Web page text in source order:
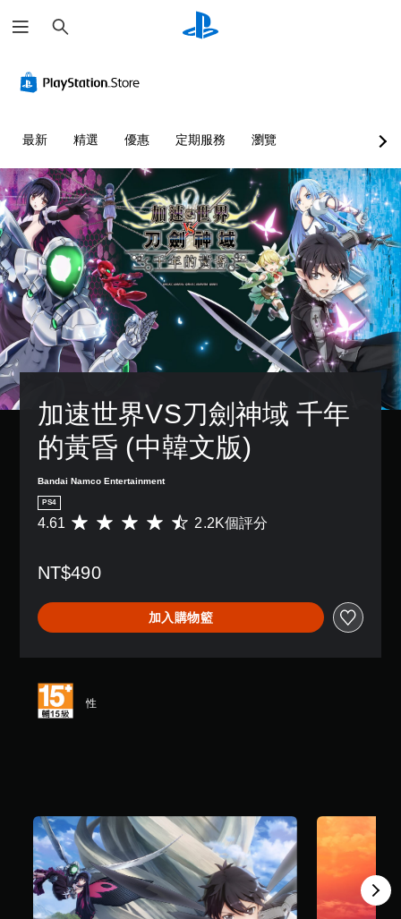
尋
最新 精選 優惠 定期服務 瀏覽
加速世界VS刀劍神域 千年
的黃昏 (中韓文版)
Bandai Namco Entertainment
PS4
平
分
4
.
星
滿
，
共
2
.
2
K
則
4.61 2.2K個評分
NT$490
加入購物籃
性